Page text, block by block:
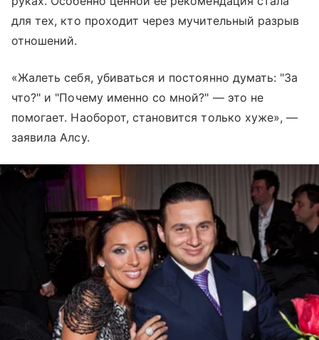
для тех, кто проходит через мучительный разрыв
отношений.
«Жалеть себя, убиваться и постоянно думать: "За
что?" и "Почему именно со мной?" — это не
помогает. Наоборот, становится только хуже», —
заявила Алсу.